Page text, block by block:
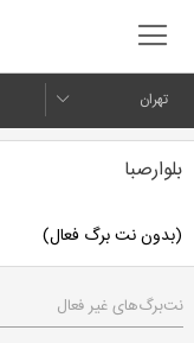
تهران
بلوارصبا
(بدون نت برگ فعال)
نت‌برگ‌های غیر فعال